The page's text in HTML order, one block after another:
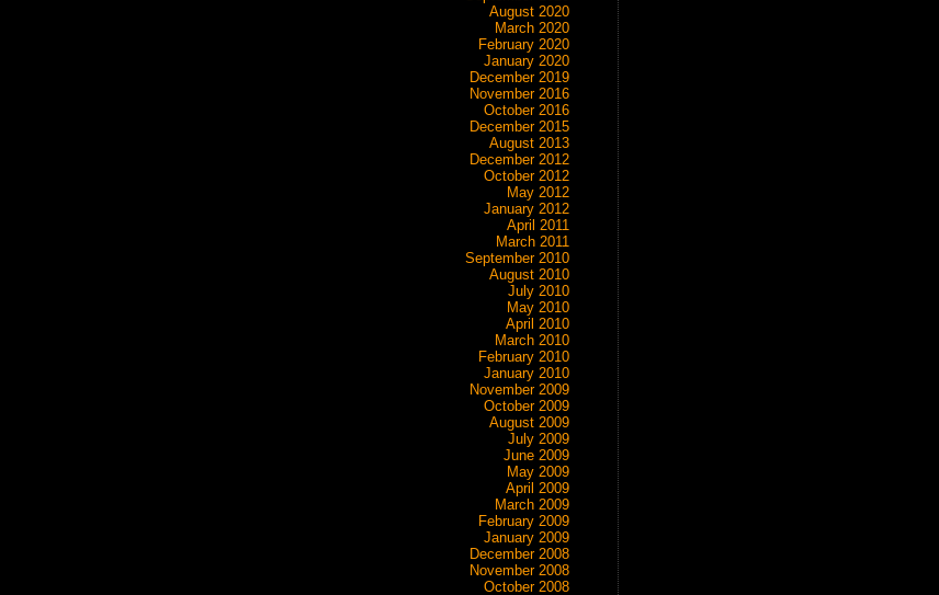
August 2020
March 2020
February 2020
January 2020
December 2019
November 2016
October 2016
December 2015
August 2013
December 2012
October 2012
May 2012
January 2012
April 2011
March 2011
September 2010
August 2010
July 2010
May 2010
April 2010
March 2010
February 2010
January 2010
November 2009
October 2009
August 2009
July 2009
June 2009
May 2009
April 2009
March 2009
February 2009
January 2009
December 2008
November 2008
October 2008